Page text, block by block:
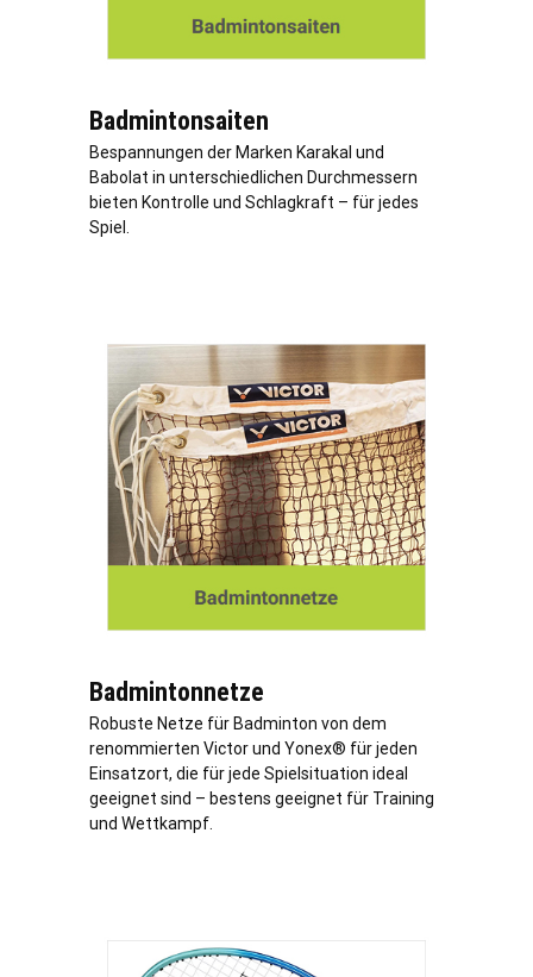
Badmintonsaiten
Bespannungen der Marken Karakal und
Babolat in unterschiedlichen Durchmessern
bieten Kontrolle und Schlagkraft – für jedes
Spiel.
Badmintonnetze
Robuste Netze für Badminton von dem
renommierten Victor und Yonex® für jeden
Einsatzort, die für jede Spielsituation ideal
geeignet sind – bestens geeignet für Training
und Wettkampf.